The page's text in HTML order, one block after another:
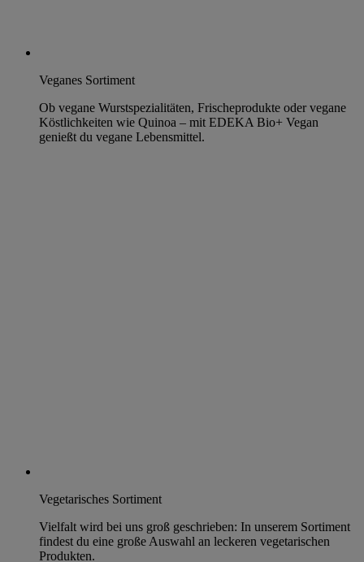
Veganes Sortiment
Ob vegane Wurstspezialitäten, Frischeprodukte oder vegane
Köstlichkeiten wie Quinoa – mit EDEKA Bio+ Vegan
genießt du vegane Lebensmittel.
Vegetarisches Sortiment
Vielfalt wird bei uns groß geschrieben: In unserem Sortiment
findest du eine große Auswahl an leckeren vegetarischen
Produkten.